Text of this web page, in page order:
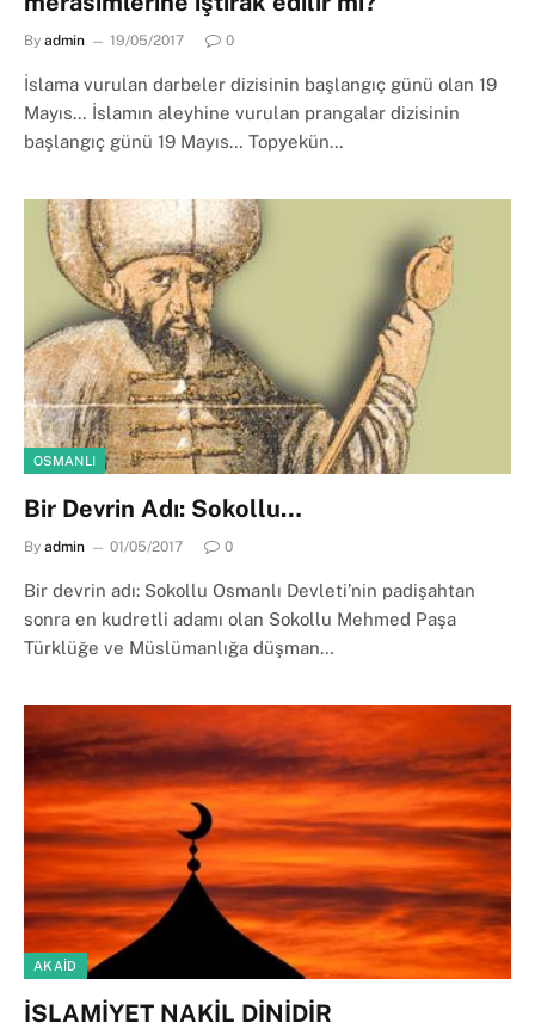
By admin 19/05/2017 0
İslama vurulan darbeler dizisinin başlangıç günü olan 19
Mayıs… İslamın aleyhine vurulan prangalar dizisinin
başlangıç günü 19 Mayıs… Topyekün…
OSMANLI
Bir Devrin Adı: Sokollu…
By admin 01/05/2017 0
Bir devrin adı: Sokollu Osmanlı Devleti’nin padişahtan
sonra en kudretli adamı olan Sokollu Mehmed Paşa
Türklüğe ve Müslümanlığa düşman…
AKAID
İSLAMİYET NAKİL DİNİDİR